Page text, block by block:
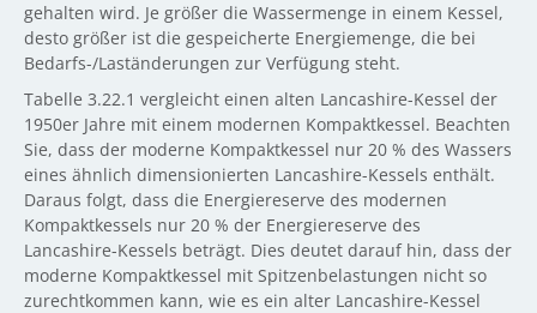
gehalten wird. Je größer die Wassermenge in einem Kessel,
desto größer ist die gespeicherte Energiemenge, die bei
Bedarfs-/Laständerungen zur Verfügung steht.
Tabelle 3.22.1 vergleicht einen alten Lancashire-Kessel der
1950er Jahre mit einem modernen Kompaktkessel. Beachten
Sie, dass der moderne Kompaktkessel nur 20 % des Wassers
eines ähnlich dimensionierten Lancashire-Kessels enthält.
Daraus folgt, dass die Energiereserve des modernen
Kompaktkessels nur 20 % der Energiereserve des
Lancashire-Kessels beträgt. Dies deutet darauf hin, dass der
moderne Kompaktkessel mit Spitzenbelastungen nicht so
zurechtkommen kann, wie es ein alter Lancashire-Kessel